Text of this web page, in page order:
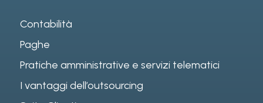
Contabilità
Paghe
Pratiche amministrative e servizi telematici
I vantaggi dell’outsourcing